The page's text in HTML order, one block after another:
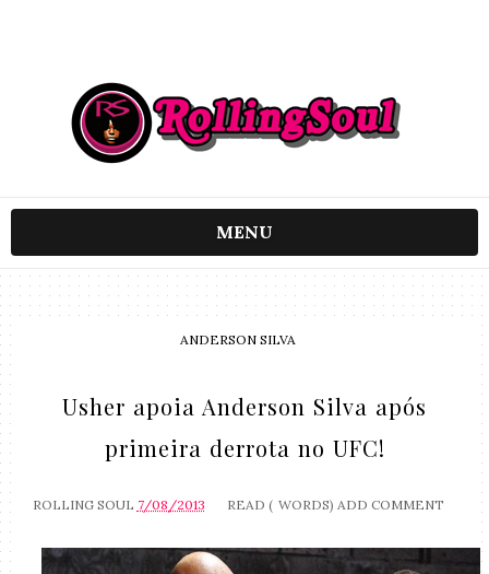
MENU
ANDERSON SILVA
Usher apoia Anderson Silva após
primeira derrota no UFC!
ROLLING SOUL 7/08/2013 READ ( WORDS) ADD COMMENT